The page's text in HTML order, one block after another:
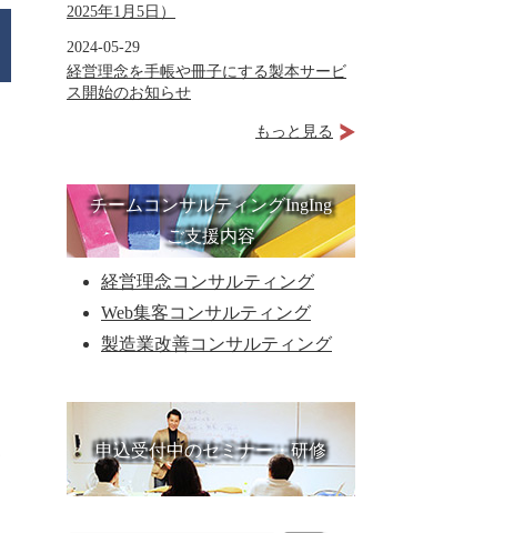
2025年1月5日）
2024-05-29
経営理念を手帳や冊子にする製本サービ
ス開始のお知らせ
もっと見る
チームコンサルティングIngIng
ご支援内容
経営理念コンサルティング
Web集客コンサルティング
製造業改善コンサルティング
申込受付中のセミナー・研修